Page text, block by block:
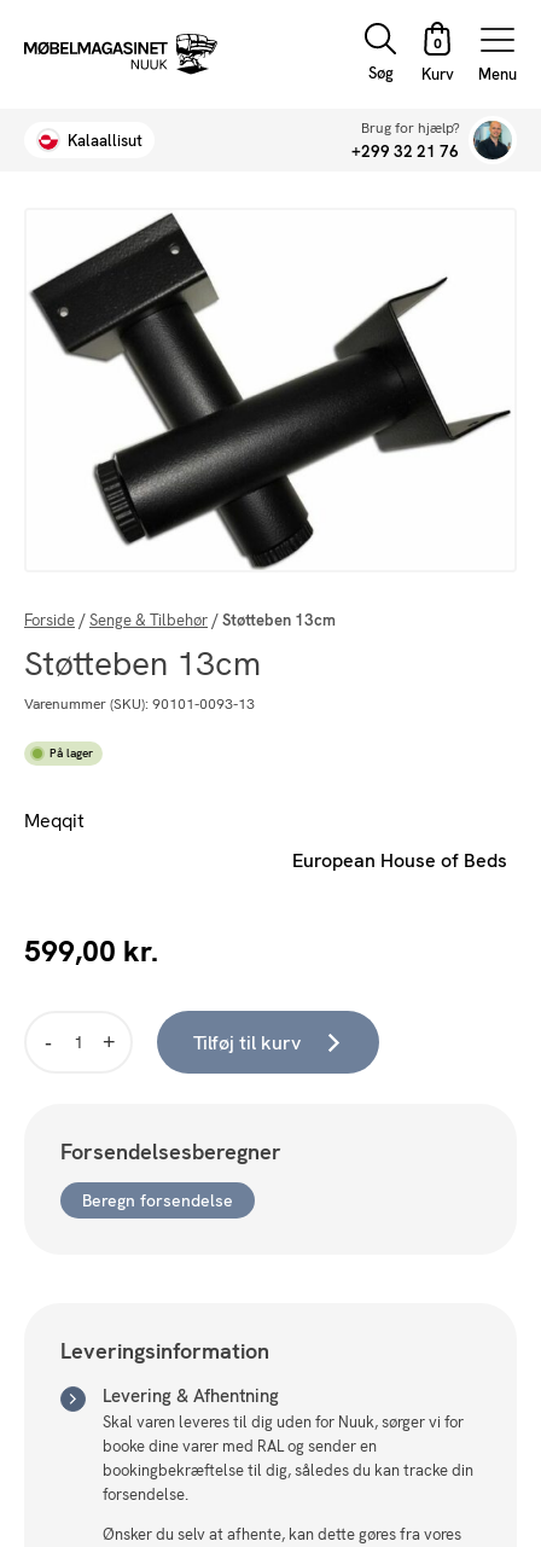
Søg Menu
Kalaallisut
Brug for hjælp?
+299 32 21 76
Forside /Senge & Tilbehør /Støtteben 13cm
Støtteben 13cm
Varenummer (SKU): 90101-0093-13
På lager
Meqqit
European House of Beds
599,00 kr.
Tilføj til kurv
Forsendelsesberegner
Beregn forsendelse
Leveringsinformation
Levering & Afhentning
Skal varen leveres til dig uden for Nuuk, sørger vi for
booke dine varer med RAL og sender en
bookingbekræftelse til dig, således du kan tracke din
forsendelse.
Ønsker du selv at afhente, kan dette gøres fra vores